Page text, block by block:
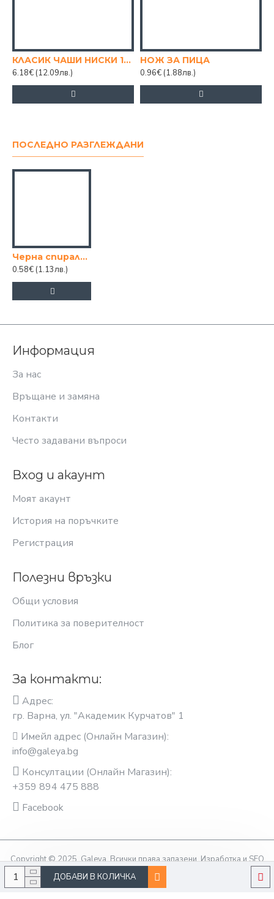
ДОБАВИ В КОЛИЧКА
КЛАСИК ЧАШИ НИСКИ 160МЛ. 6БР. К-КТ
6.18€ (12.09лв.)
НОЖ ЗА ПИЦА
0.96€ (1.88лв.)
ПОСЛЕДНО РАЗГЛЕЖДАНИ
Черна спирална диадема за коса – метална лента тип пружина
0.58€ (1.13лв.)
Информация
За нас
Връщане и замяна
Контакти
Често задавани въпроси
Вход и акаунт
Моят акаунт
История на поръчките
Регистрация
Полезни връзки
Общи условия
Политика за поверителност
Блог
За контакти:
Адрес:
гр. Варна, ул. "Академик Курчатов" 1
Имейл адрес (Онлайн Магазин):
info@galeya.bg
Консултации (Онлайн Магазин):
+359 894 475 888
Facebook
Copyright © 2025, Galeya, Всички права запазени. Изработка и SEO
оптимизация OptimiziraiMe.bg